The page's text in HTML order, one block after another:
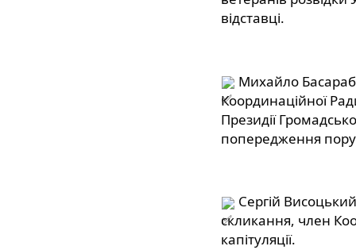
відставці.
Михайло
Координаційної
Президії
попередження
Сергій
скликання, член
капітуляції.